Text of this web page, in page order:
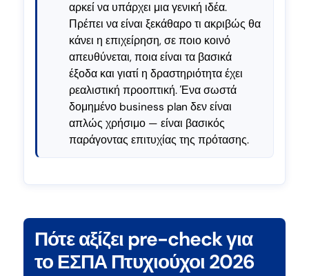
αρκεί να υπάρχει μια γενική ιδέα.
Πρέπει να είναι ξεκάθαρο τι ακριβώς θα
κάνει η επιχείρηση, σε ποιο κοινό
απευθύνεται, ποια είναι τα βασικά
έξοδα και γιατί η δραστηριότητα έχει
ρεαλιστική προοπτική. Ένα σωστά
δομημένο business plan δεν είναι
απλώς χρήσιμο — είναι βασικός
παράγοντας επιτυχίας της πρότασης.
Πότε αξίζει pre-check για
το ΕΣΠΑ Πτυχιούχοι 2026